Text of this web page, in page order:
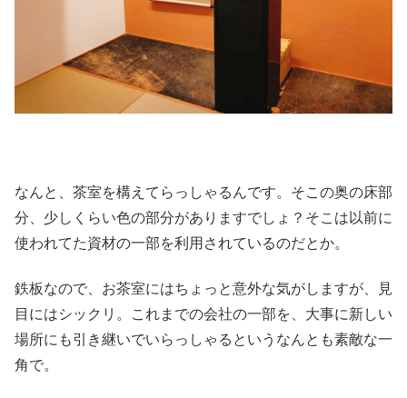
なんと、茶室を構えてらっしゃるんです。そこの奥の床部
分、少しくらい色の部分がありますでしょ？そこは以前に
使われてた資材の一部を利用されているのだとか。
鉄板なので、お茶室にはちょっと意外な気がしますが、見
目にはシックリ。これまでの会社の一部を、大事に新しい
場所にも引き継いでいらっしゃるというなんとも素敵な一
角で。